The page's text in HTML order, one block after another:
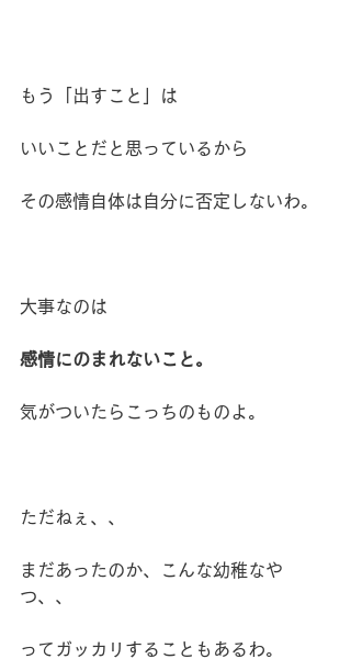
もう「出すこと」は
いいことだと思っているから
その感情自体は自分に否定しないわ。
大事なのは
感情にのまれないこと。
気がついたらこっちのものよ。
ただねぇ、、
まだあったのか、こんな幼稚なや
つ、、
ってガッカリすることもあるわ。